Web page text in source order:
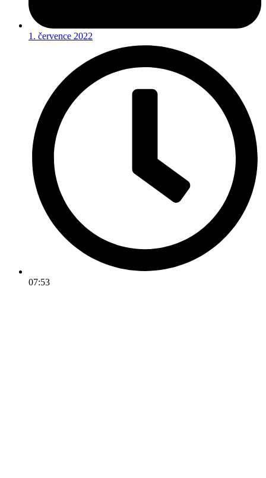
1. července 2022
07:53